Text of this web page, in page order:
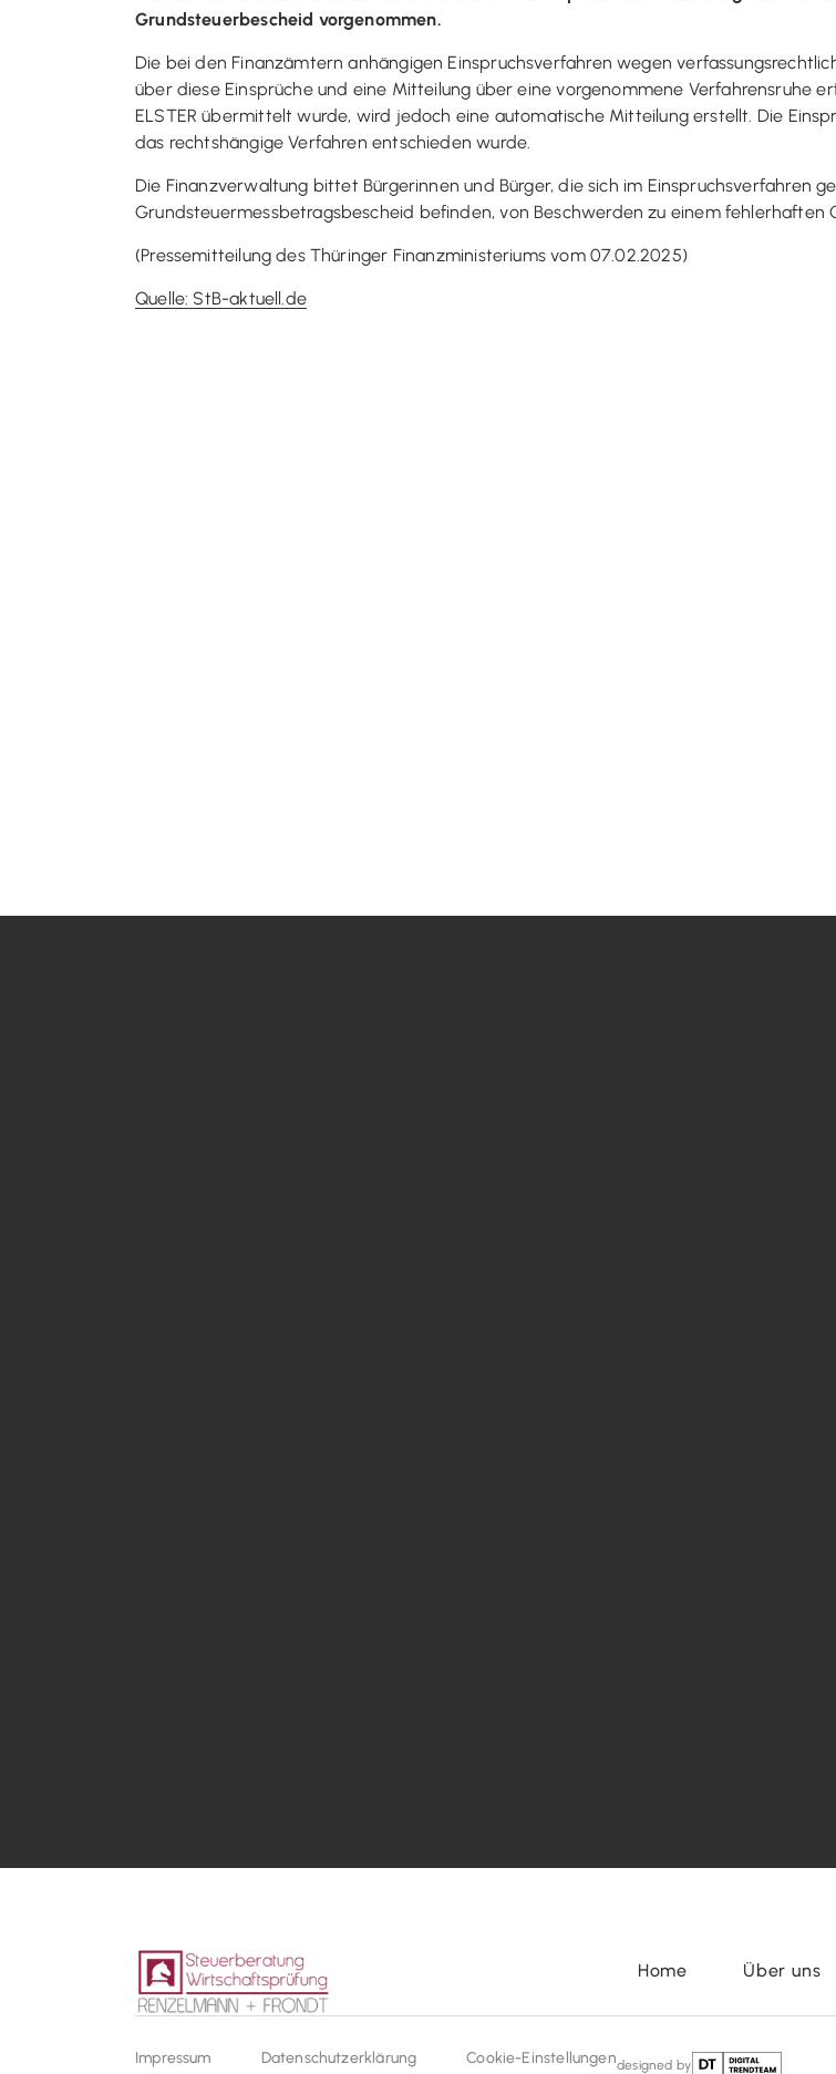
Grundsteuerbescheid vorgenommen.
Die bei den Finanzämtern anhängigen Einspruchsverfahren wegen
über diese Einsprüche und eine Mitteilung über eine vorgenommene Verfahrensruhe
ELSTER übermittelt wurde, wird jedoch eine automatische Mitteilung erstellt. Die
das rechtshängige Verfahren entschieden wurde.
Die Finanzverwaltung bittet Bürgerinnen und Bürger, die sich im Einspruchsverfahren
Grundsteuermessbetragsbescheid befinden, von Beschwerden zu einem
(Pressemitteilung des Thüringer Finanzministeriums vom 07.02.2025)
Quelle: StB-aktuell.de
Home Über uns
Impressum Datenschutzerklärung Cookie-Einstellungendesigned by